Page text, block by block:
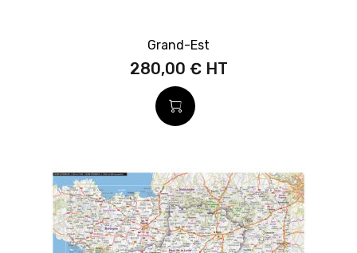
Grand-Est
280,00 €